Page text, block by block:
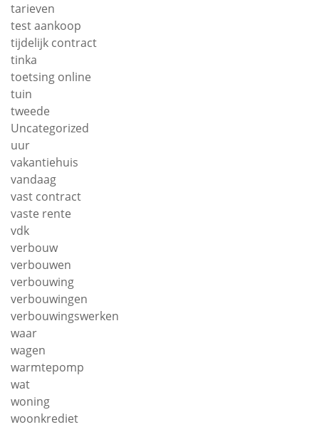
tarieven
test aankoop
tijdelijk contract
tinka
toetsing online
tuin
tweede
Uncategorized
uur
vakantiehuis
vandaag
vast contract
vaste rente
vdk
verbouw
verbouwen
verbouwing
verbouwingen
verbouwingswerken
waar
wagen
warmtepomp
wat
woning
woonkrediet